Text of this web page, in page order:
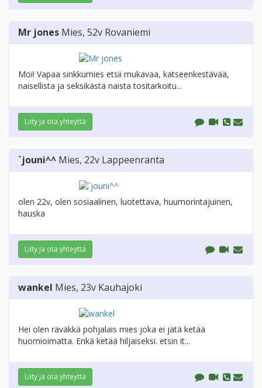
Mr jones Mies, 52v Rovaniemi
Moi! Vapaa sinkkumies etsii mukavaa, katseenkestävää,
naisellista ja seksikästä naista tositarkoitu...
Liity ja ota yhteyttä
`jouni^^ Mies, 22v Lappeenranta
olen 22v, olen sosiaalinen, luotettava, huumorintajuinen,
hauska
Liity ja ota yhteyttä
wankel Mies, 23v Kauhajoki
Hei olen räväkkä pohjalais mies joka ei jätä ketää
huomioimatta. Enkä ketää hiljaiseksi. etsin it...
Liity ja ota yhteyttä